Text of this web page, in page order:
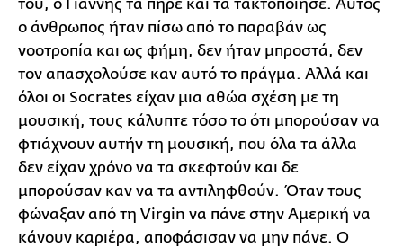
του, ο Γιάννης τα πήρε και τα τακτοποίησε. Αυτός
ο άνθρωπος ήταν πίσω από το παραβάν ως
νοοτροπία και ως φήμη, δεν ήταν μπροστά, δεν
τον απασχολούσε καν αυτό το πράγμα. Αλλά και
όλοι οι Socrates είχαν μια αθώα σχέση με τη
μουσική, τους κάλυπτε τόσο το ότι μπορούσαν να
φτιάχνουν αυτήν τη μουσική, που όλα τα άλλα
δεν είχαν χρόνο να τα σκεφτούν και δε
μπορούσαν καν να τα αντιληφθούν. Όταν τους
φώναξαν από τη Virgin να πάνε στην Αμερική να
κάνουν καριέρα, αποφάσισαν να μην πάνε. Ο